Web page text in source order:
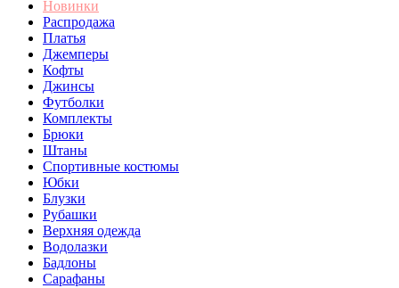
Новинки
Распродажа
Платья
Джемперы
Кофты
Джинсы
Футболки
Комплекты
Брюки
Штаны
Спортивные костюмы
Юбки
Блузки
Рубашки
Верхняя одежда
Водолазки
Бадлоны
Сарафаны